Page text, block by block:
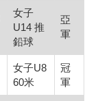
女子
U14 推
鉛球
亞
軍
女子U8
60米
冠
軍